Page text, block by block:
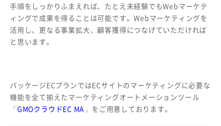
手順をしっかりふまえれば、たとえ未経験でもWebマーケテ
ィングで成果を得ることは可能です。Webマーケティングを
活用し、更なる事業拡大、顧客獲得につなげていただければ
と思います。
パッケージECプランではECサイトのマーケティングに必要な
機能を全て揃えたマーケティングオートメーションツール
「GMOクラウドEC MA 」をご用意しております。